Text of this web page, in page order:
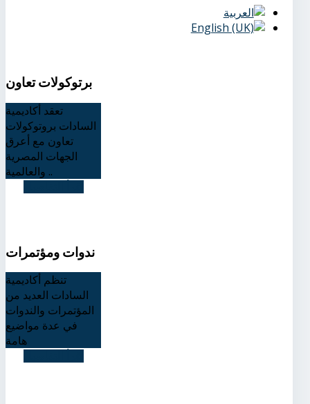
برتوكولات تعاون
تعقد أكاديمية
السادات بروتوكولات
تعاون مع أعرق
الجهات المصرية
والعالمية ..
ندوات ومؤتمرات
تنظم أكاديمية
السادات العديد من
المؤتمرات والندوات
في عدة مواضيع